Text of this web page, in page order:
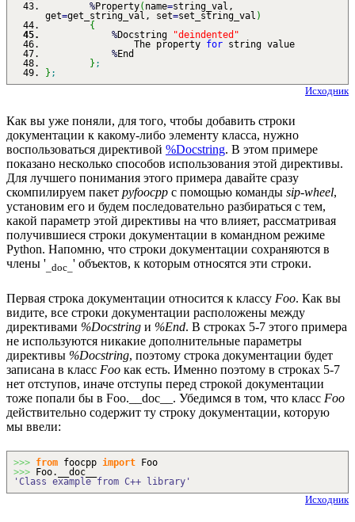
%Property( name=string_val,
get=get_string_val, set=set_string_val )
{
%Docstring
"deindented"
The property for string value
%End
} ;
} ;
Исходник
Как вы уже поняли, для того, чтобы добавить строки
документации к какому-либо элементу класса, нужно
воспользоваться директивой %Docstring. В этом примере
показано несколько способов использования этой директивы.
Для лучшего понимания этого примера давайте сразу
скомпилируем пакет pyfoocpp с помощью команды sip-wheel,
установим его и будем последовательно разбираться с тем,
какой параметр этой директивы на что влияет, рассматривая
получившиеся строки документации в командном режиме
Python. Напомню, что строки документации сохраняются в
члены ' _doc_ ' объектов, к которым относятся эти строки.
Первая строка документации относится к классу Foo. Как вы
видите, все строки документации расположены между
директивами %Docstring и %End. В строках 5-7 этого примера
не используются никакие дополнительные параметры
директивы %Docstring, поэтому строка документации будет
записана в класс Foo как есть. Именно поэтому в строках 5-7
нет отступов, иначе отступы перед строкой документации
тоже попали бы в Foo.__doc__. Убедимся в том, что класс Foo
действительно содержит ту строку документации, которую
мы ввели:
>>> from foocpp import Foo
>>> Foo.__doc__
'Class example from C++ library'
Исходник